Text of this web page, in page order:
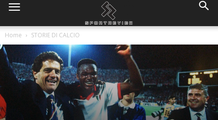
Home STORIE DI CALCIO